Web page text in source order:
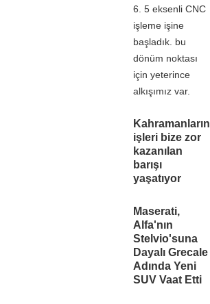
6. 5 eksenli CNC
işleme işine
başladık. bu
dönüm noktası
için yeterince
alkışımız var.
Kahramanların
işleri bize zor
kazanılan
barışı
yaşatıyor
Maserati,
Alfa'nın
Stelvio'suna
Dayalı Grecale
Adında Yeni
SUV Vaat Etti